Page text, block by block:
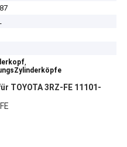
,
3RZ-FE 11101-